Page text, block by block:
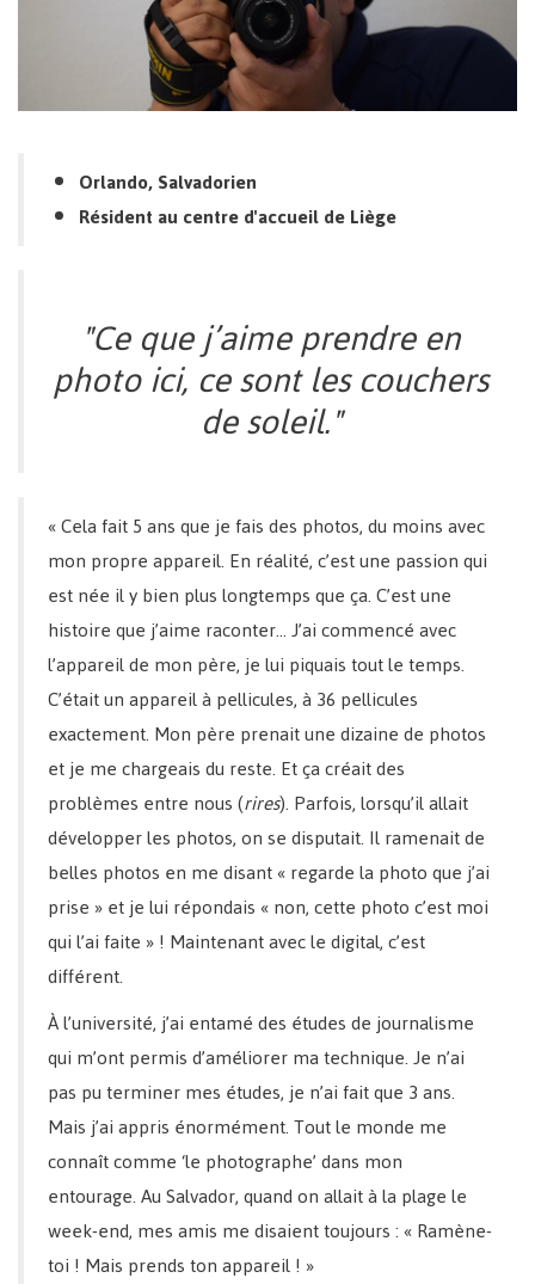
Orlando, Salvadorien
Résident au centre d'accueil de Liège
"Ce que j’aime prendre en
photo ici, ce sont les couchers
de soleil."
« Cela fait 5 ans que je fais des photos, du moins avec
mon propre appareil. En réalité, c’est une passion qui
est née il y bien plus longtemps que ça. C’est une
histoire que j’aime raconter… J’ai commencé avec
l’appareil de mon père, je lui piquais tout le temps.
C’était un appareil à pellicules, à 36 pellicules
exactement. Mon père prenait une dizaine de photos
et je me chargeais du reste. Et ça créait des
problèmes entre nous (rires). Parfois, lorsqu’il allait
développer les photos, on se disputait. Il ramenait de
belles photos en me disant « regarde la photo que j’ai
prise » et je lui répondais « non, cette photo c’est moi
qui l’ai faite » ! Maintenant avec le digital, c’est
différent.
À l’université, j’ai entamé des études de journalisme
qui m’ont permis d’améliorer ma technique. Je n’ai
pas pu terminer mes études, je n’ai fait que 3 ans.
Mais j’ai appris énormément. Tout le monde me
connaît comme ‘le photographe’ dans mon
entourage. Au Salvador, quand on allait à la plage le
week-end, mes amis me disaient toujours : « Ramène-
toi ! Mais prends ton appareil ! »